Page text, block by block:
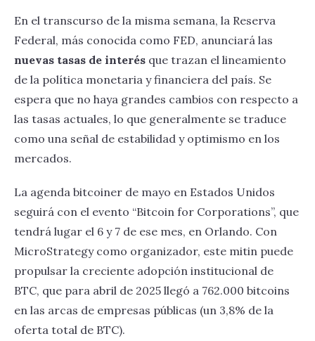
En el transcurso de la misma semana, la Reserva
Federal, más conocida como FED, anunciará las
nuevas tasas de interés que trazan el lineamiento
de la política monetaria y financiera del país. Se
espera que no haya grandes cambios con respecto a
las tasas actuales, lo que generalmente se traduce
como una señal de estabilidad y optimismo en los
mercados.
La agenda bitcoiner de mayo en Estados Unidos
seguirá con el evento “Bitcoin for Corporations”, que
tendrá lugar el 6 y 7 de ese mes, en Orlando. Con
MicroStrategy como organizador, este mitin puede
propulsar la creciente adopción institucional de
BTC, que para abril de 2025 llegó a 762.000 bitcoins
en las arcas de empresas públicas (un 3,8% de la
oferta total de BTC).